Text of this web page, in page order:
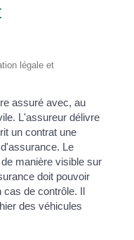
légale et
assuré avec, au
L'assureur délivre
un contrat une
Le
manière visible sur
doit pouvoir
cas de contrôle. Il
des véhicules